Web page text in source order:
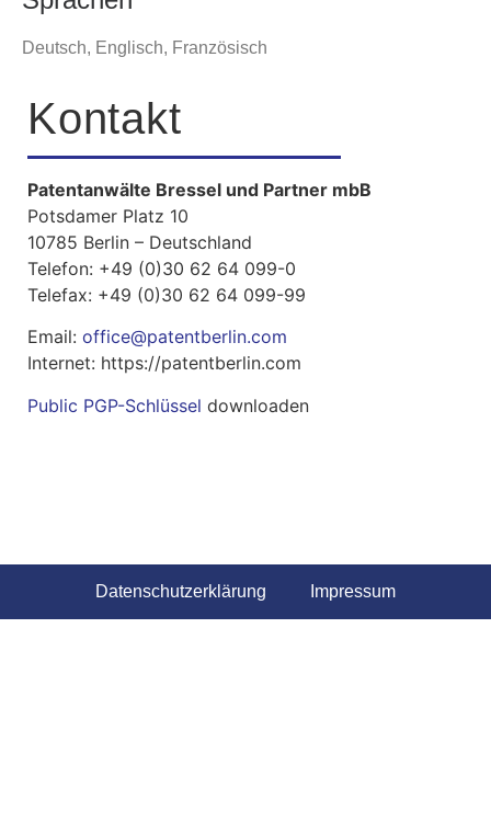
Deutsch, Englisch, Französisch
Kontakt
Patentanwälte Bressel und Partner mbB
Potsdamer Platz 10
10785 Berlin – Deutschland
Telefon: +49 (0)30 62 64 099-0
Telefax: +49 (0)30 62 64 099-99
Email: office@patentberlin.com
Internet: https://patentberlin.com
Public PGP-Schlüssel downloaden
Datenschutzerklärung Impressum